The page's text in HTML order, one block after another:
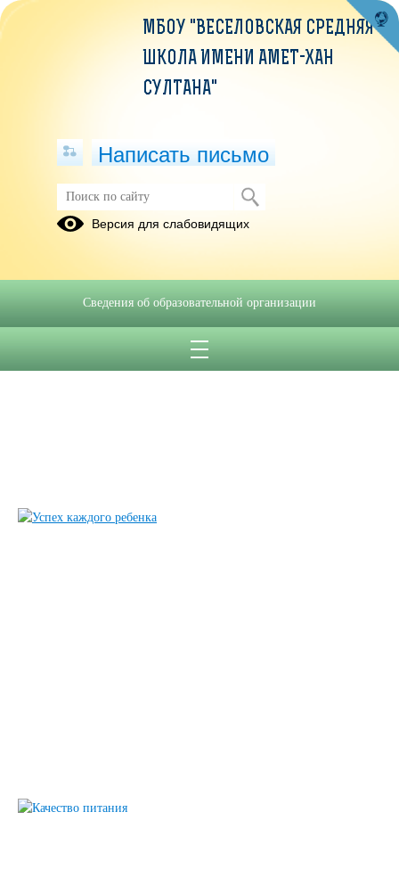
МБОУ "ВЕСЕЛОВСКАЯ СРЕДНЯЯ
ШКОЛА ИМЕНИ АМЕТ-ХАН
СУЛТАНА"
Написать письмо
Версия для слабовидящих
Сведения об образовательной организации